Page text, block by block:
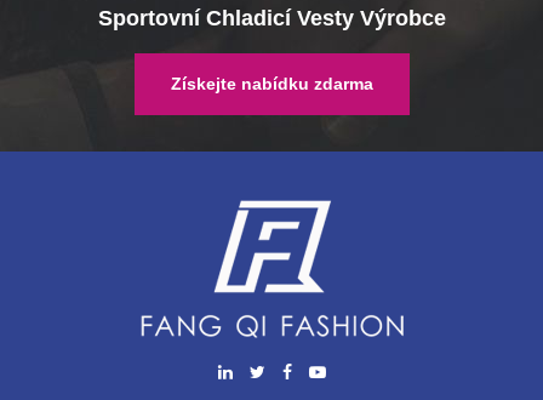
Sportovní Chladicí Vesty Výrobce
Získejte nabídku zdarma